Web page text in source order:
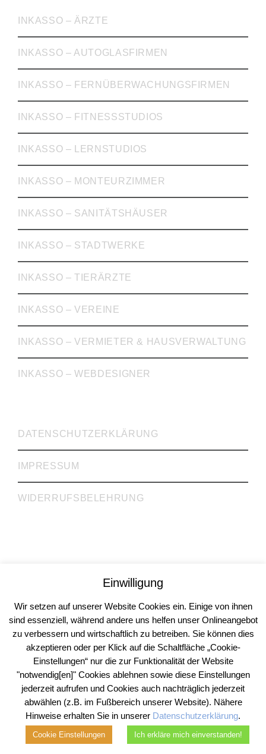
INKASSO – ÄRZTE
INKASSO – AUTOGLASFIRMEN
INKASSO – FERNÜBERWACHUNGSFIRMEN
INKASSO – FITNESSSTUDIOS
INKASSO – LERNSTUDIOS
INKASSO – MONTEURZIMMER
INKASSO – SANITÄTSHÄUSER
INKASSO – STADTWERKE
INKASSO – TIERÄRZTE
INKASSO – VEREINE
INKASSO – VERMIETER & HAUSVERWALTUNG
INKASSO – WEBDESIGNER
DATENSCHUTZERKLÄRUNG
IMPRESSUM
WIDERRUFSBELEHRUNG
Rechtsanwälte Dr. Krieg, Gill, Gehrke GbR
Rechtsberatung | Steuerberatung | Inkasso
Köln | Mülheim an der Ruhr
© 2026
Einwilligung
Wir setzen auf unserer Website Cookies ein. Einige von ihnen
sind essenziell, während andere uns helfen unser Onlineangebot
zu verbessern und wirtschaftlich zu betreiben. Sie können dies
akzeptieren oder per Klick auf die Schaltfläche „Cookie-
Einstellungen“ nur die zur Funktionalität der Website
"notwendig[en]" Cookies ablehnen sowie diese Einstellungen
jederzeit aufrufen und Cookies auch nachträglich jederzeit
abwählen (z.B. im Fußbereich unserer Website). Nähere
Hinweise erhalten Sie in unserer Datenschutzerklärung.
Cookie Einstellungen Ich erkläre mich einverstanden!